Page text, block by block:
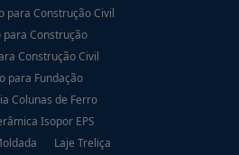
para Construção Civil
para Construção
Construção Civil
para Fundação
Colunas de Ferro
Isopor EPS
Laje Treliça